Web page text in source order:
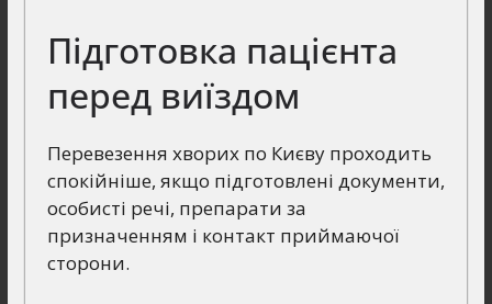
Підготовка пацієнта
перед виїздом
Перевезення хворих по Києву проходить
спокійніше, якщо підготовлені документи,
особисті речі, препарати за
призначенням і контакт приймаючої
сторони.